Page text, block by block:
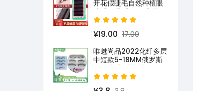
开花假睫毛自然种植眼
睫毛yy朵毛仙子毛 批发
¥19.00 17.00
唯魅尚品2022化纤多层
中短款5-18MM俄罗斯
卷假睫毛D曲C曲